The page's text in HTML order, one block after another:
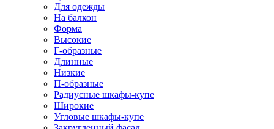
Для одежды
На балкон
Форма
Высокие
Г-образные
Длинные
Низкие
П-образные
Радиусные шкафы-купе
Широкие
Угловые шкафы-купе